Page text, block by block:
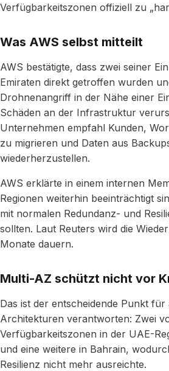
Verfügbarkeitszonen offiziell zu
Was AWS selbst mitteilt
AWS bestätigte, dass zwei seiner
Emiraten direkt getroffen wurden
Drohnenangriff in der Nähe einer
Schäden an der Infrastruktur
Unternehmen empfahl Kunden,
zu migrieren und Daten aus
wiederherzustellen.
AWS erklärte in einem internen
Regionen weiterhin beeinträchtigt
mit normalen Redundanz- und
sollten. Laut Reuters wird die
Monate dauern.
Multi-AZ schützt nicht vor
Das ist der entscheidende Punkt für
Architekturen verantworten: Zwei
Verfügbarkeitszonen in der UAE-
und eine weitere in Bahrain,
Resilienz nicht mehr ausreichte.